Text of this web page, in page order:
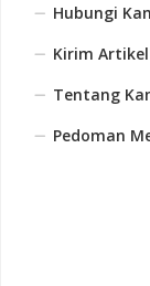
Hubungi
Kirim Artikel
Tentang
Pedoman